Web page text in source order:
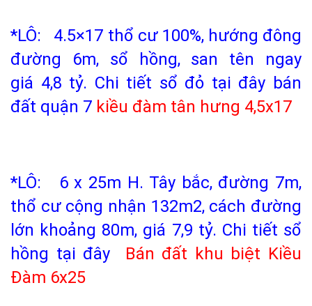
*LÔ: 4.5×17 thổ cư 100%, hướng đông
đường 6m, sổ hồng, san tên ngay
giá 4,8 tỷ. Chi tiết sổ đỏ tại đây bán
đất quận 7 kiều đàm tân hưng 4,5x17
*LÔ: 6 x 25m H. Tây bắc, đường 7m,
thổ cư cộng nhận 132m2, cách đường
lớn khoảng 80m, giá 7,9 tỷ. Chi tiết sổ
hồng tại đây
Bán đất khu biệt Kiều
Đàm 6x25